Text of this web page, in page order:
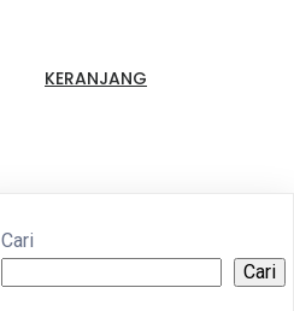
KERANJANG
Cari
Cari